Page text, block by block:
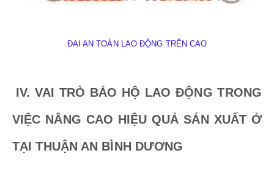
ĐAI AN TOÀN LAO ĐỘNG TRÊN CAO
IV. VAI TRÒ BẢO HỘ LAO ĐỘNG TRONG
VIỆC NÂNG CAO HIỆU QUẢ SẢN XUẤT Ở
TẠI THUẬN AN BÌNH DƯƠNG